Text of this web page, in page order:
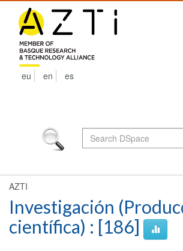
navigation
eu en es
AZTI
Investigación
científica) : [186]